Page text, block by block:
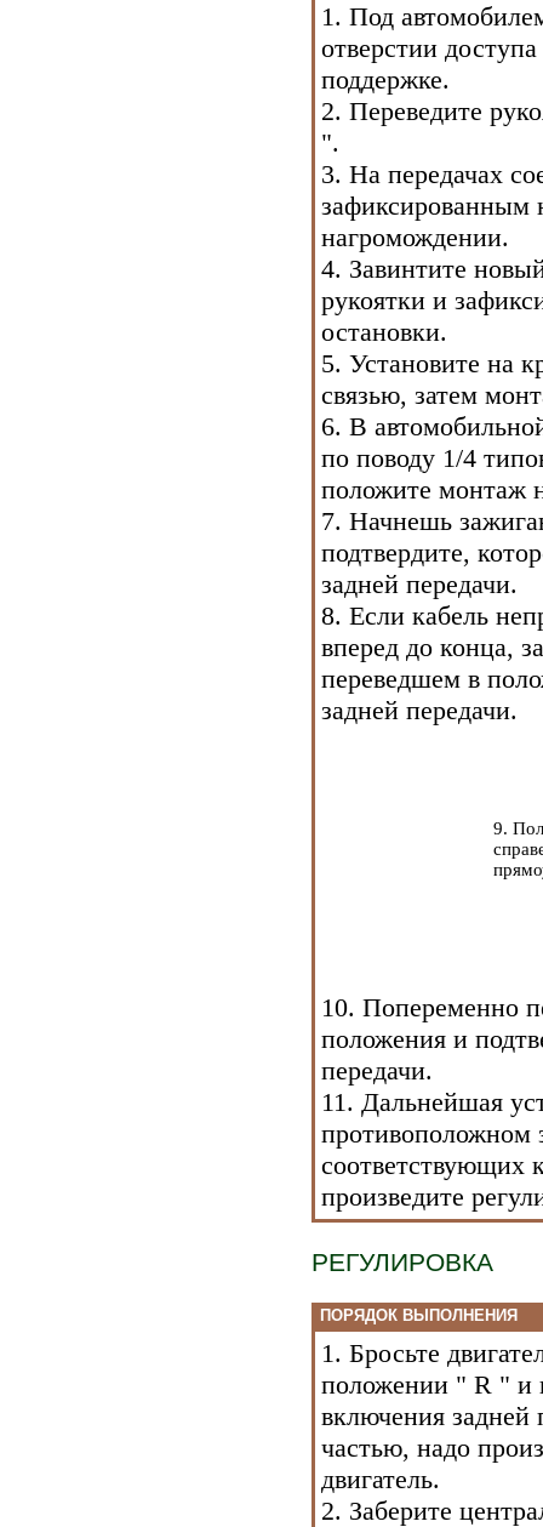
1. Под
отверстии
поддержке.
2. Переведите
".
3. На передачах
зафиксированным
нагромождении.
4. Завинтите
рукоятки и
остановки.
5. Установите на
связью, затем
6. В
по поводу 1/4
положите монтаж
7. Начнешь
подтвердите,
задней передачи.
8. Если кабель
вперед до конца,
переведшем в
задней передачи.
9.
10. Попеременно
положения и
передачи.
11. Дальнейшая
противоположном
соответствующих
произведите
РЕГУЛИРОВКА
ПОРЯДОК ВЫПОЛНЕНИЯ
1. Бросьте
положении " R " и
включения задней
частью, надо
двигатель.
2. Заберите